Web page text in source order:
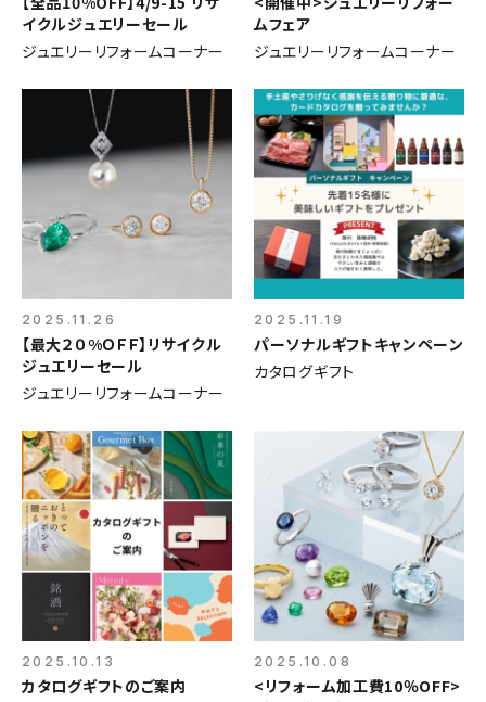
イクルジュエリーセール
ジュエリーリフォームコーナー
ムフェア
ジュエリーリフォームコーナー
2025.11.26
【最大２０%ＯＦＦ】リサイクル
ジュエリーセール
ジュエリーリフォームコーナー
2025.11.19
パーソナルギフトキャンペーン
カタログギフト
2025.10.13
カタログギフトのご案内
2025.10.08
<リフォーム加工費10％OFF>